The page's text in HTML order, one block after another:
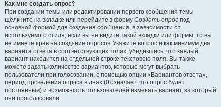
Как мне создать опрос?
При создании темы или редактировании первого сообщения темы
щёлкните на вкладке или перейдите в форму Создать опрос под
основной формой для создания сообщения, в зависимости от
используемого стиля; если вы не видите такой вкладки или формы, то вы
не имеете прав на создание опросов. Укажите вопрос и как минимум два
варианта ответа в соответствующих полях, убедившись, что каждый
вариант находится на отдельной строке текстового поля. Вы также
можете задать количество вариантов, которые могут выбрать
пользователи при голосовании, с помощью опции «Вариантов ответа»,
период проведения опроса в днях (0 означает, что опрос будет
постоянным) и возможность пользователей изменять вариант, за который
они проголосовали.